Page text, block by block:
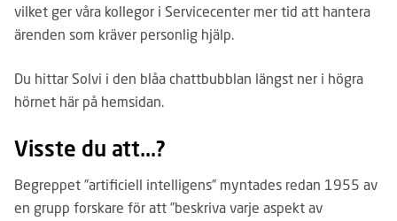
vilket ger våra kollegor i Servicecenter mer tid att hantera
ärenden som kräver personlig hjälp.
Du hittar Solvi i den blåa chattbubblan längst ner i högra
hörnet här på hemsidan.
Visste du att...?
Begreppet ”artificiell intelligens” myntades redan 1955 av
en grupp forskare för att ”beskriva varje aspekt av